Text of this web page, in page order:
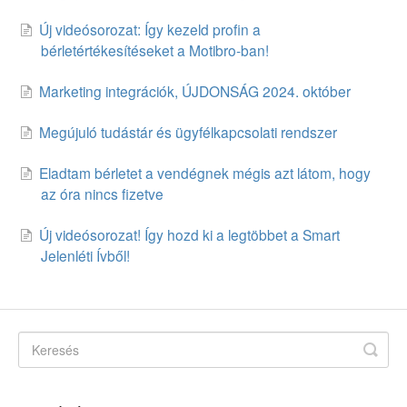
Új videósorozat: Így kezeld profin a
bérletértékesítéseket a Motibro-ban!
Marketing integrációk, ÚJDONSÁG 2024. október
Megújuló tudástár és ügyfélkapcsolati rendszer
Eladtam bérletet a vendégnek mégis azt látom, hogy
az óra nincs fizetve
Új videósorozat! Így hozd ki a legtöbbet a Smart
Jelenléti Ívből!